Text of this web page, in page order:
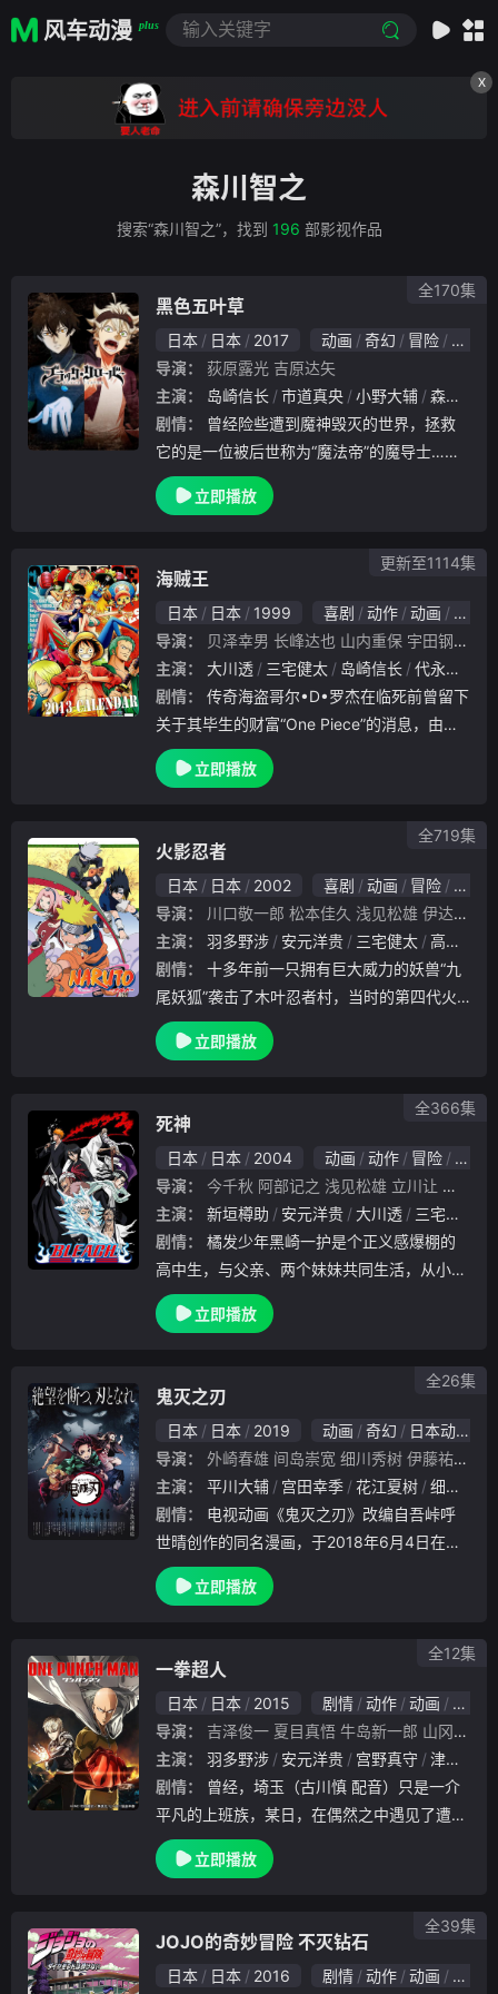
风车动漫 plus
X
森川智之
搜索“森川智之”，找到 196 部影视作品
黑色五叶草
日本 日本 2017 动画 奇幻 冒险
日本
导演：
荻原露光 吉原达矢
主演：
岛崎信长 市道真央 小野大辅
森川智之
剧情：
它的是一位被后世称为“魔法帝”的魔导士……
两位被遗弃在教堂的少年，一位是有卓越魔力
跟魔法才能的四叶草魔导书的尤诺，另一位魔
立即播放
全170集
海贼王
日本 日本 1999 喜剧 动作 动画 奇幻
导演：
贝泽幸男 长峰达也 山内重保 宇田钢之助
主演：
大川透 三宅健太 岛崎信长 代永翼
剧情：
关于其毕生的财富“One Piece”的消息，由此
引得群雄并起，众海盗们为了这笔传说中的巨
额财富展开争夺，各种势力、政权不断交替，
立即播放
更新至1114集
火影忍者
日本 日本 2002 喜剧 动画 冒险
日本
导演：
川口敬一郎 松本佳久 浅见松雄 伊达勇登
主演：
羽多野涉 安元洋贵 三宅健太
高濑右光
剧情：
尾妖狐”袭击了木叶忍者村，当时的第四代火
影拼尽全力，以自己的生命为代价将“九尾妖
狐”封印在了刚出生的鸣人身上。木叶村终于
立即播放
全719集
死神
日本 日本 2004 动画 动作 冒险
奇幻
导演：
今千秋 阿部记之 浅见松雄 立川让 熨斗谷
主演：
新垣樽助 安元洋贵 大川透 三宅健太
剧情：
高中生，与父亲、两个妹妹共同生活，从小他
就有能看见鬼魂的本事，但并不以为意。一天
夜里一只叫“虚”的怪物攻击了一护和他的家人
立即播放
全366集
鬼灭之刃
日本 日本 2019 动画 奇幻
日本动漫
导演：
外崎春雄 间岛崇宽 细川秀树 伊藤祐毅
主演：
平川大辅 宫田幸季 花江夏树
细谷佳正
剧情：
世晴创作的同名漫画，于2018年6月4日在《
周刊少年JUMP》2018年6月第27号上发表了
动画化的消息。动画由ufotable负责制作。 于
立即播放
全26集
一拳超人
日本 日本 2015 剧情 动作 动画
日本
导演：
吉泽俊一 夏目真悟 牛岛新一郎 山冈实
主演：
羽多野涉 安元洋贵 宫野真守
津田健次郎
剧情：
平凡的上班族，某日，在偶然之中遇见了遭到
变种螃蟹攻击的少年，心中升腾起了正义之感
，对其出手相救。就此之后，埼玉幼年时代的
立即播放
全12集
JOJO的奇妙冒险 不灭钻石
日本 日本 2016 剧情 动作 动画 奇幻
全39集